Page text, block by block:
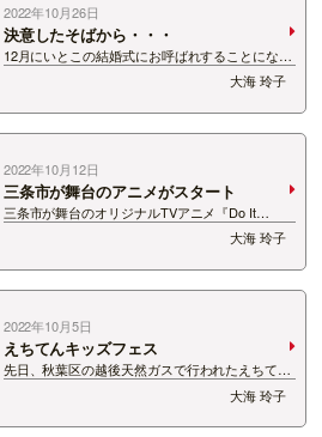
2022年10月26日
決意したそばから・・・
12月にいとこの結婚式にお呼ばれすることにな
り、 だらしない姿は見せられない！とダイエット
を決意した大海です。 10歳以上年下のいとこ
に、「おばちゃんになったなぁ」と 思われたくな
い、変な意地でございますｗ …
大海 玲子
2022年10月12日
三条市が舞台のアニメがスタート
三条市が舞台のオリジナルTVアニメ『Do It
Yourself!! -どぅ―・いっと・ゆあせるふｰ』の放送
が、 今月から始まりました！！ 県内での地上波
初回放送があった10月9日（日）、三条市の「ま
ちやま」で開催された…
大海 玲子
2022年10月5日
えちてんキッズフェス
先日、秋葉区の越後天然ガスで行われたえちてん
キッズフェスの、 キッズDJ体験に参加させてい
ただきました！ 私の役割は、DJ体験をしている
子どもさんたちのお手伝い！だったんですが、 み
大海 玲子